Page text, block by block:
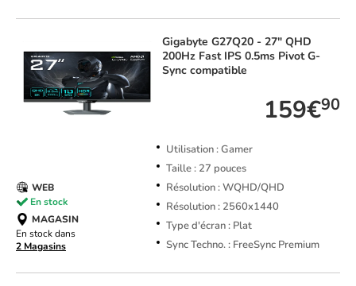
Gigabyte G27Q20 - 27" QHD
200Hz Fast IPS 0.5ms Pivot G-
Sync compatible
159€90
Utilisation : Gamer
Taille : 27 pouces
Résolution : WQHD/QHD
Résolution : 2560x1440
Type d'écran : Plat
Sync Techno. : FreeSync Premium
WEB
En stock
MAGASIN
En stock dans
2 Magasins